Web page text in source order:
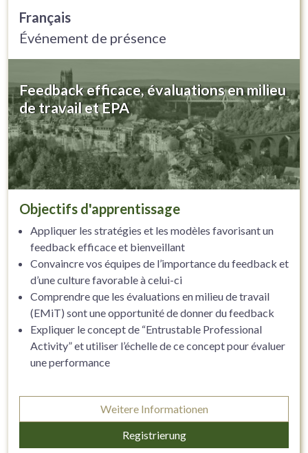
Français
Événement de présence
Feedback efficace, évaluations en milieu
de travail et EPA
Objectifs d'apprentissage
Appliquer les stratégies et les modèles favorisant un
feedback efficace et bienveillant
Convaincre vos équipes de l’importance du feedback et
d’une culture favorable à celui-ci
Comprendre que les évaluations en milieu de travail
(EMiT) sont une opportunité de donner du feedback
Expliquer le concept de “Entrustable Professional
Activity” et utiliser l’échelle de ce concept pour évaluer
une performance
Weitere Informationen
Registrierung